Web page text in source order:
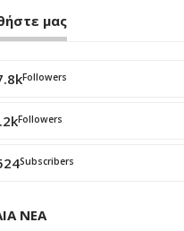
μας
Followers
Followers
Subscribers
ΝΕΑ